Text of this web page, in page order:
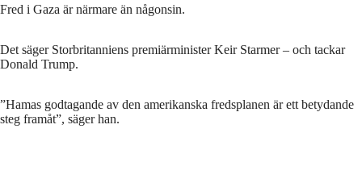
Fred i Gaza är närmare än någonsin.
Det säger Storbritanniens premiärminister Keir Starmer – och tackar
Donald Trump.
”Hamas godtagande av den amerikanska fredsplanen är ett betydande
steg framåt”, säger han.